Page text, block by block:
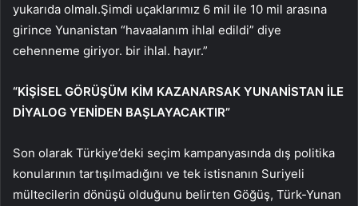
yukarıda olmalı.Şimdi uçaklarımız 6 mil ile 10 mil arasına
girince Yunanistan “havaalanım ihlal edildi” diye
cehenneme giriyor. bir ihlal. hayır.”
“KİŞİSEL GÖRÜŞÜM KİM KAZANARSAK YUNANİSTAN İLE
DİYALOG YENİDEN BAŞLAYACAKTIR”
Son olarak Türkiye’deki seçim kampanyasında dış politika
konularının tartışılmadığını ve tek istisnanın Suriyeli
mültecilerin dönüşü olduğunu belirten Göğüş, Türk-Yunan